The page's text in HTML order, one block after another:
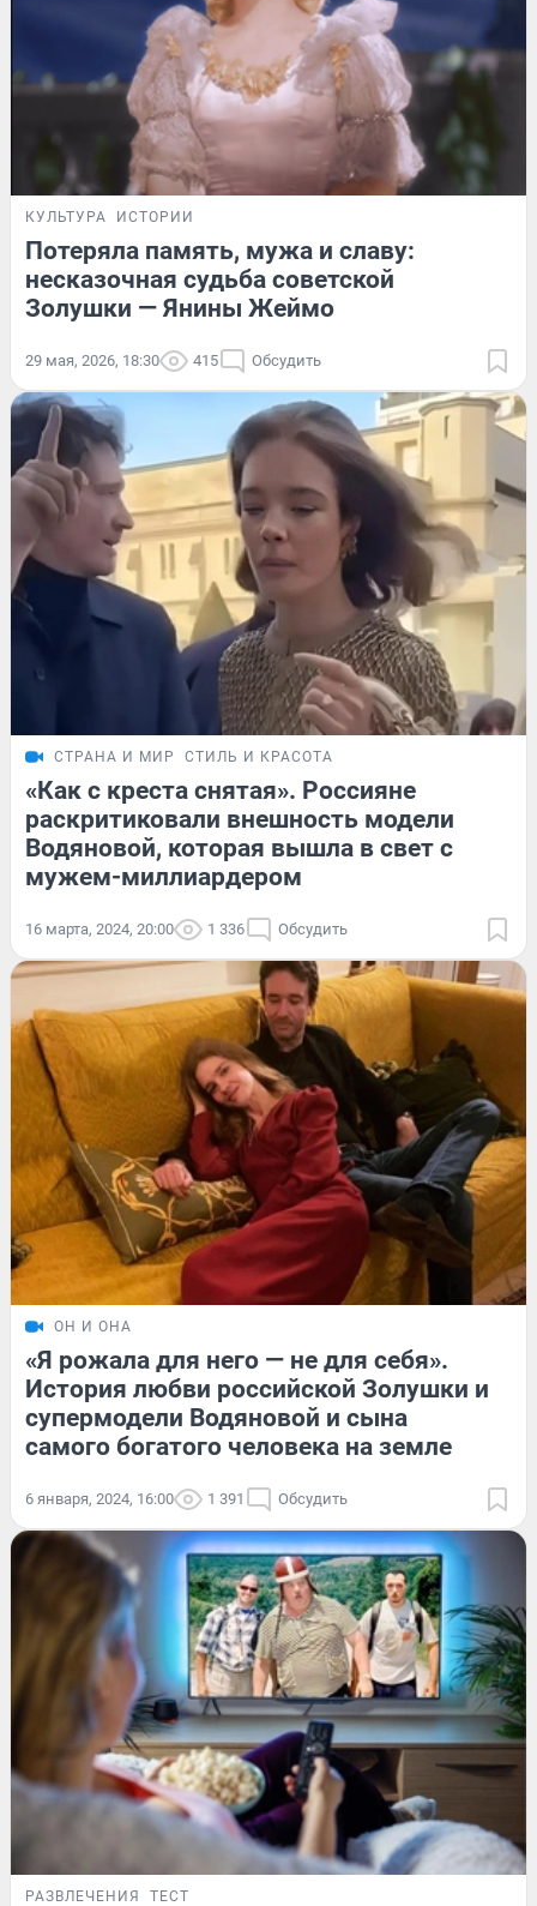
КУЛЬТУРА ИСТОРИИ
Потеряла память, мужа и славу:
несказочная судьба советской
Золушки — Янины Жеймо
29 мая, 2026, 18:30 415 Обсудить
СТРАНА И МИР СТИЛЬ И КРАСОТА
«Как с креста снятая». Россияне
раскритиковали внешность модели
Водяновой, которая вышла в свет с
мужем-миллиардером
16 марта, 2024, 20:00 1 336 Обсудить
ОН И ОНА
«Я рожала для него — не для себя».
История любви российской Золушки и
супермодели Водяновой и сына
самого богатого человека на земле
6 января, 2024, 16:00 1 391 Обсудить
РАЗВЛЕЧЕНИЯ ТЕСТ